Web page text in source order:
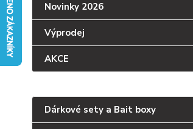
Novinky 2026
Výprodej
AKCE
Dárkové sety a Bait boxy